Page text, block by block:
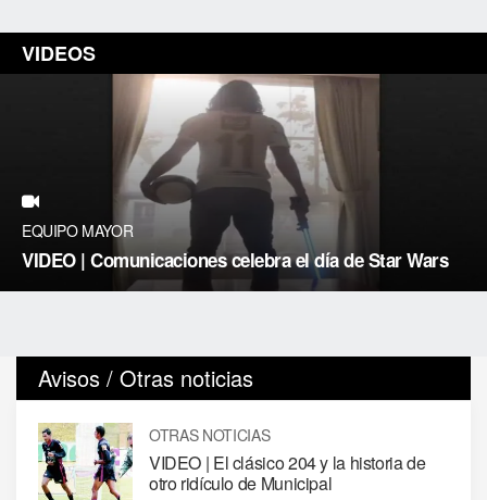
VIDEOS
EQUIPO MAYOR
VIDEO | Comunicaciones celebra el día de Star Wars
Avisos / Otras noticias
OTRAS NOTICIAS
VIDEO | El clásico 204 y la historia de
otro ridículo de Municipal